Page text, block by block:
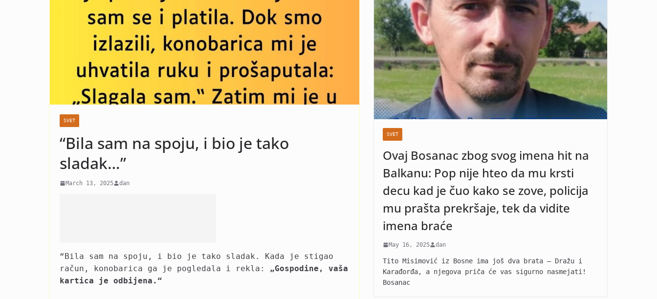
Jovanovića! Kad vidite o kome
se radi neće vam bit dobro!
SVET
“Bila sam na spoju, i bio je tako
sladak…”
March 13, 2025 dan
“Bila sam na spoju, i bio je tako sladak. Kada je stigao
račun, konobarica ga je pogledala i rekla: „Gospodine, vaša
kartica je odbijena.“
SVET
Ovaj Bosanac zbog svog imena hit na
Balkanu: Pop nije hteo da mu krsti
decu kad je čuo kako se zove, policija
mu prašta prekršaje, tek da vidite
imena braće
May 16, 2025 dan
Tito Misimović iz Bosne ima još dva brata – Dražu i
Karađorđa, a njegova priča će vas sigurno nasmejati!
Bosanac